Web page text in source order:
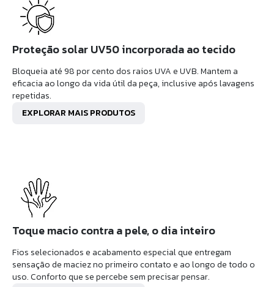
Proteção solar UV50 incorporada ao tecido
Bloqueia até 98 por cento dos raios UVA e UVB. Mantem a
eficacia ao longo da vida útil da peça, inclusive após lavagens
repetidas.
EXPLORAR MAIS PRODUTOS
Toque macio contra a pele, o dia inteiro
Fios selecionados e acabamento especial que entregam
sensação de maciez no primeiro contato e ao longo de todo o
uso. Conforto que se percebe sem precisar pensar.